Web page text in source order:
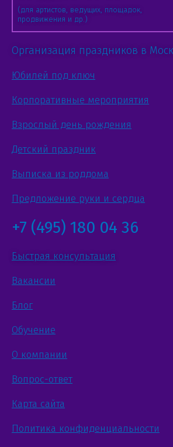
(для артистов, ведущих, площадок,
продвижения и др.)
Организация праздников в
Юбилей под ключ
Корпоративные мероприятия
Взрослый день рождения
Детский праздник
Выписка из роддома
Предложение руки и сердца
+7 (495) 180 04 36
Быстрая консультация
Вакансии
Блог
Обучение
О компании
Вопрос-ответ
Карта сайта
Политика конфиденциальности